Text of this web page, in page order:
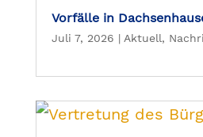
Vorfälle in
Juli 7, 2026 | Aktuell,